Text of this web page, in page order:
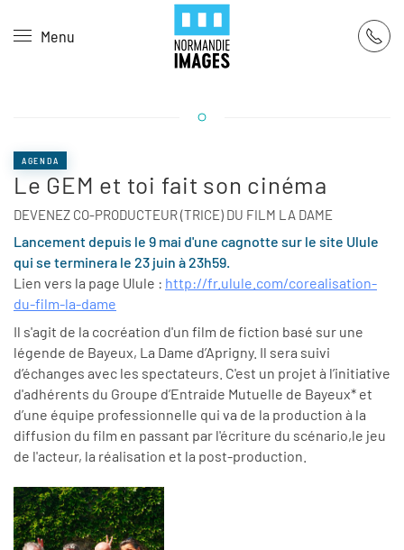
Skip to main content
Menu
AGENDA
Le GEM et toi fait son cinéma
DEVENEZ CO-PRODUCTEUR (TRICE) DU FILM LA DAME
Lancement depuis le 9 mai d'une cagnotte sur le site Ulule
qui se terminera le 23 juin à 23h59.
Lien vers la page Ulule : http://fr.ulule.com/corealisation-
du-film-la-dame
Il s'agit de la cocréation d'un film de fiction basé sur une
légende de Bayeux, La Dame d’Aprigny. Il sera suivi
d’échanges avec les spectateurs. C'est un projet à l’initiative
d'adhérents du Groupe d’Entraide Mutuelle de Bayeux* et
d’une équipe professionnelle qui va de la production à la
diffusion du film en passant par l'écriture du scénario,le jeu
de l'acteur, la réalisation et la post-production.
Panneau de gestion des cookies